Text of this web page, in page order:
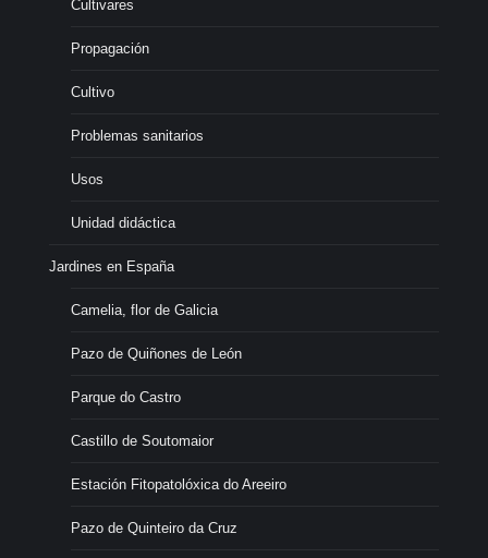
Cultivares
Propagación
Cultivo
Problemas sanitarios
Usos
Unidad didáctica
Jardines en España
Camelia, flor de Galicia
Pazo de Quiñones de León
Parque do Castro
Castillo de Soutomaior
Estación Fitopatolóxica do Areeiro
Pazo de Quinteiro da Cruz